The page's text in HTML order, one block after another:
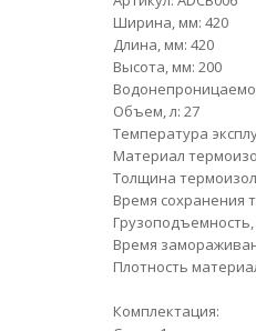
Ширина, мм: 420
Длина, мм: 420
Высота, мм: 200
Объем, л: 27
Температура
Материал
Толщина
Время сохранения
Грузоподъемность,
Время
Плотность
Комплектация: